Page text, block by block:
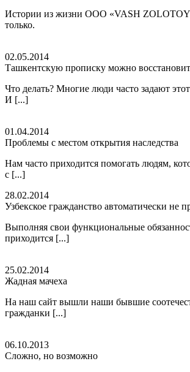
Истории из жизни ООО «VASH
только.
02.05.2014
Ташкентскую прописку можно
Что делать? Многие люди часто задают
И [...]
01.04.2014
Проблемы с местом открытия наследства
Нам часто приходится помогать людям,
с [...]
28.02.2014
Узбекское гражданство автоматически не
Выполняя свои функциональные
приходится [...]
25.02.2014
Жадная мачеха
На наш сайт вышли наши бывшие
гражданки [...]
06.10.2013
Сложно, но возможно